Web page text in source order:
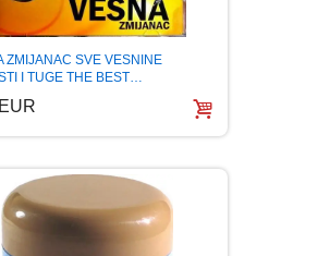
ZMIJANAC SVE VESNINE
I TUGE THE BEST…